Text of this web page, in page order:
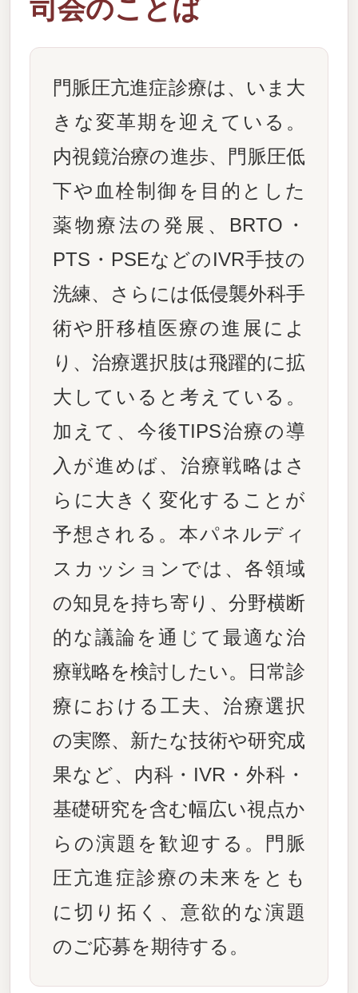
司会のことば
門脈圧亢進症診療は、いま大
きな変革期を迎えている。
内視鏡治療の進歩、門脈圧低
下や血栓制御を目的とした
薬物療法の発展、BRTO・
PTS・PSEなどのIVR手技の
洗練、さらには低侵襲外科手
術や肝移植医療の進展によ
り、治療選択肢は飛躍的に拡
大していると考えている。
加えて、今後TIPS治療の導
入が進めば、治療戦略はさ
らに大きく変化することが
予想される。本パネルディ
スカッションでは、各領域
の知見を持ち寄り、分野横断
的な議論を通じて最適な治
療戦略を検討したい。日常診
療における工夫、治療選択
の実際、新たな技術や研究成
果など、内科・IVR・外科・
基礎研究を含む幅広い視点か
らの演題を歓迎する。門脈
圧亢進症診療の未来をとも
に切り拓く、意欲的な演題
のご応募を期待する。